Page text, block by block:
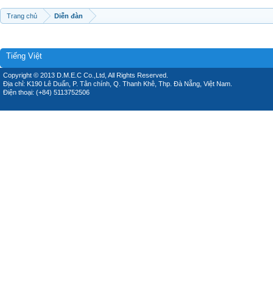
Trang chủ Diễn đàn
Tiếng Việt
Copyright © 2013 D.M.E.C Co.,Ltd, All Rights Reserved.
Địa chỉ: K190 Lê Duẩn, P. Tân chính, Q. Thanh Khê, Thp. Đà Nẵng, Việt Nam.
Điện thoại: (+84) 5113752506